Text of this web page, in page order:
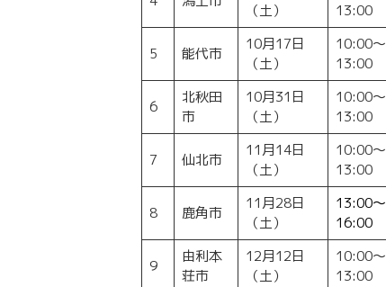
（土）
13:00
5 能代市
10月17日
（土）
10:00～
13:00
6
北秋田
市
10月31日
（土）
10:00～
13:00
7 仙北市
11月14日
（土）
10:00～
13:00
8 鹿角市
11月28日
（土）
13:00～
16:00
9
由利本
荘市
12月12日
（土）
10:00～
13:00